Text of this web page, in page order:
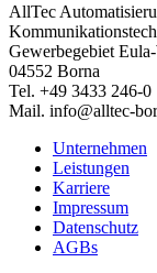
AllTec
Gewerbegebiet
04552 Borna
Tel. +49 3433 246-0
Mail. info@alltec-
Unternehmen
Leistungen
Karriere
Impressum
Datenschutz
AGBs